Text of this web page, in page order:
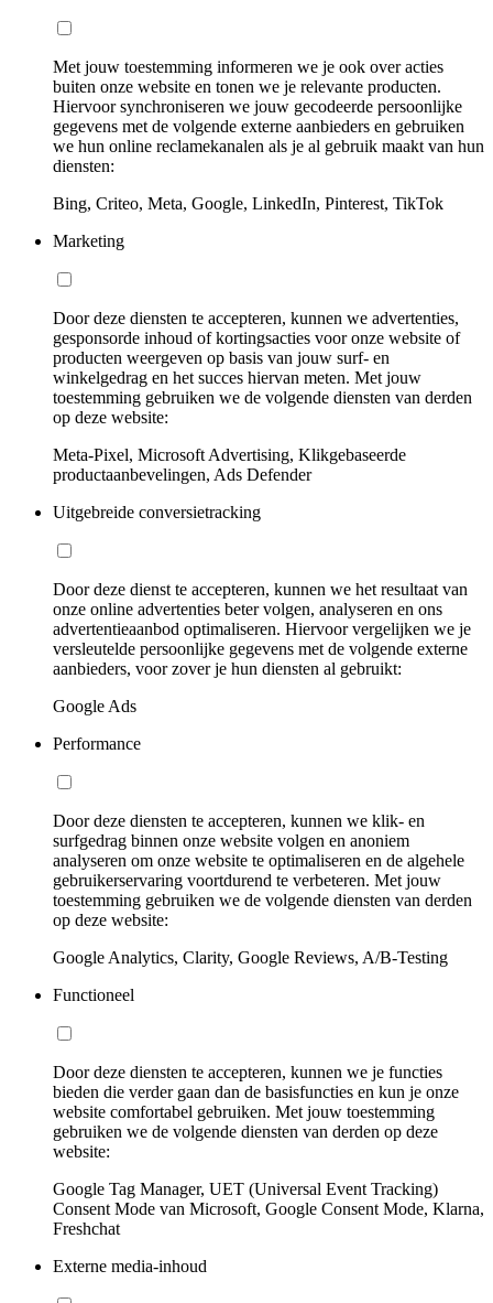
Met jouw toestemming informeren we je ook over acties
buiten onze website en tonen we je relevante producten.
Hiervoor synchroniseren we jouw gecodeerde persoonlijke
gegevens met de volgende externe aanbieders en gebruiken
we hun online reclamekanalen als je al gebruik maakt van hun
diensten:
Bing, Criteo, Meta, Google, LinkedIn, Pinterest, TikTok
Marketing
Door deze diensten te accepteren, kunnen we advertenties,
gesponsorde inhoud of kortingsacties voor onze website of
producten weergeven op basis van jouw surf- en
winkelgedrag en het succes hiervan meten. Met jouw
toestemming gebruiken we de volgende diensten van derden
op deze website:
Meta-Pixel, Microsoft Advertising, Klikgebaseerde
productaanbevelingen, Ads Defender
Uitgebreide conversietracking
Door deze dienst te accepteren, kunnen we het resultaat van
onze online advertenties beter volgen, analyseren en ons
advertentieaanbod optimaliseren. Hiervoor vergelijken we je
versleutelde persoonlijke gegevens met de volgende externe
aanbieders, voor zover je hun diensten al gebruikt:
Google Ads
Performance
Door deze diensten te accepteren, kunnen we klik- en
surfgedrag binnen onze website volgen en anoniem
analyseren om onze website te optimaliseren en de algehele
gebruikerservaring voortdurend te verbeteren. Met jouw
toestemming gebruiken we de volgende diensten van derden
op deze website:
Google Analytics, Clarity, Google Reviews, A/B-Testing
Functioneel
Door deze diensten te accepteren, kunnen we je functies
bieden die verder gaan dan de basisfuncties en kun je onze
website comfortabel gebruiken. Met jouw toestemming
gebruiken we de volgende diensten van derden op deze
website:
Google Tag Manager, UET (Universal Event Tracking)
Consent Mode van Microsoft, Google Consent Mode, Klarna,
Freshchat
Externe media-inhoud